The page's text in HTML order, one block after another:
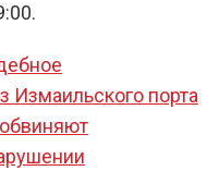
Измаильского порта